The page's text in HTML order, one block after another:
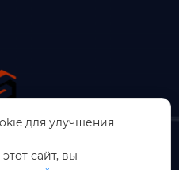
Чжунсинь
для улучшения
сайт, вы